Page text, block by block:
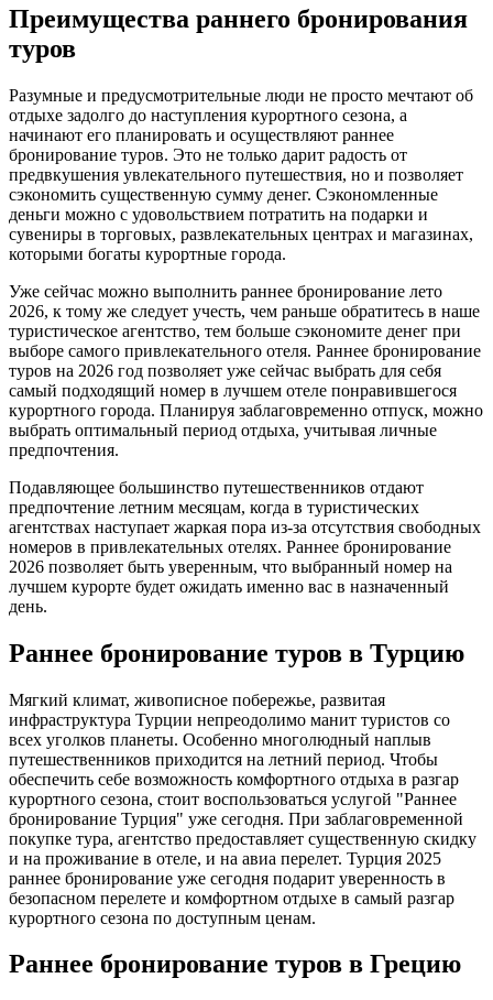
Преимущества раннего бронирования
туров
Разумные и предусмотрительные люди не просто мечтают об
отдыхе задолго до наступления курортного сезона, а
начинают его планировать и осуществляют раннее
бронирование туров. Это не только дарит радость от
предвкушения увлекательного путешествия, но и позволяет
сэкономить существенную сумму денег. Сэкономленные
деньги можно с удовольствием потратить на подарки и
сувениры в торговых, развлекательных центрах и магазинах,
которыми богаты курортные города.
Уже сейчас можно выполнить раннее бронирование лето
2026, к тому же следует учесть, чем раньше обратитесь в наше
туристическое агентство, тем больше сэкономите денег при
выборе самого привлекательного отеля. Раннее бронирование
туров на 2026 год позволяет уже сейчас выбрать для себя
самый подходящий номер в лучшем отеле понравившегося
курортного города. Планируя заблаговременно отпуск, можно
выбрать оптимальный период отдыха, учитывая личные
предпочтения.
Подавляющее большинство путешественников отдают
предпочтение летним месяцам, когда в туристических
агентствах наступает жаркая пора из-за отсутствия свободных
номеров в привлекательных отелях. Раннее бронирование
2026 позволяет быть уверенным, что выбранный номер на
лучшем курорте будет ожидать именно вас в назначенный
день.
Раннее бронирование туров в Турцию
Мягкий климат, живописное побережье, развитая
инфраструктура Турции непреодолимо манит туристов со
всех уголков планеты. Особенно многолюдный наплыв
путешественников приходится на летний период. Чтобы
обеспечить себе возможность комфортного отдыха в разгар
курортного сезона, стоит воспользоваться услугой "Раннее
бронирование Турция" уже сегодня. При заблаговременной
покупке тура, агентство предоставляет существенную скидку
и на проживание в отеле, и на авиа перелет. Турция 2025
раннее бронирование уже сегодня подарит уверенность в
безопасном перелете и комфортном отдыхе в самый разгар
курортного сезона по доступным ценам.
Раннее бронирование туров в Грецию